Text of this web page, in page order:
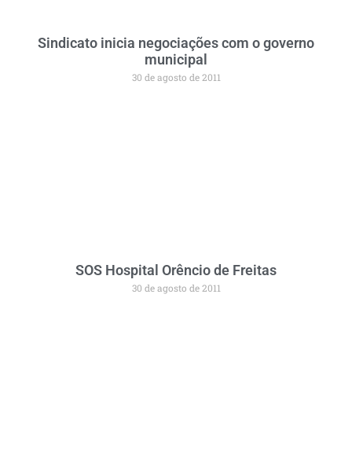
Sindicato inicia negociações com o governo
municipal
30 de agosto de 2011
SOS Hospital Orêncio de Freitas
30 de agosto de 2011